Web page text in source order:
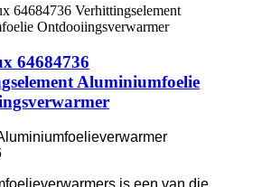
64684736
Aluminiumfoelie
is een van die